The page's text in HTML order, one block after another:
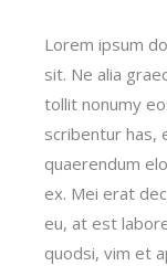
Lorem ipsum
sit. Ne alia
tollit nonumy
scribentur has,
quaerendum
ex. Mei erat
eu, at est
quodsi, vim et